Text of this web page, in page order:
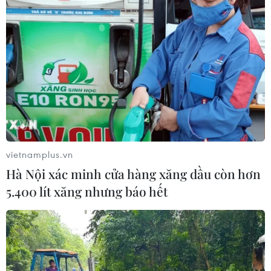
vietnamplus.vn
Hà Nội xác minh cửa hàng xăng dầu còn hơn
5.400 lít xăng nhưng báo hết